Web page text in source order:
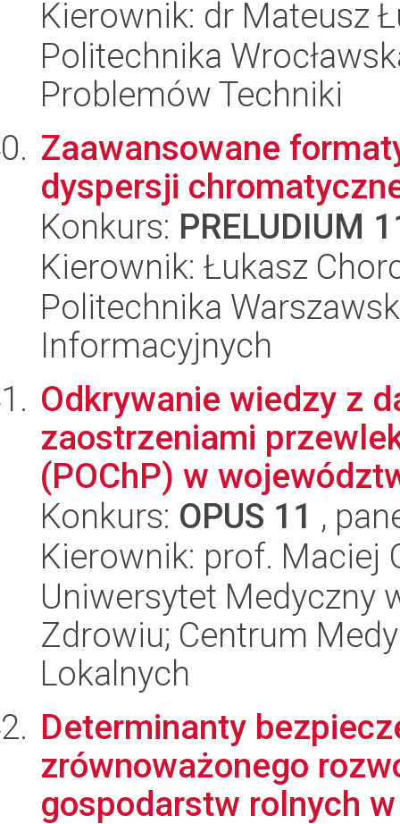
Kierownik: dr Mateusz
Politechnika
Problemów Techniki
Zaawansowane
dyspersji
Konkurs: PRELUDIUM
Kierownik: Łukasz
Politechnika
Informacyjnych
Odkrywanie wiedzy z
zaostrzeniami
(POChP) w
Konkurs: OPUS 11 ,
Kierownik: prof. Maciej
Uniwersytet Medyczny
Zdrowiu; Centrum
Lokalnych
Determinanty
zrównoważonego
gospodarstw rolnych